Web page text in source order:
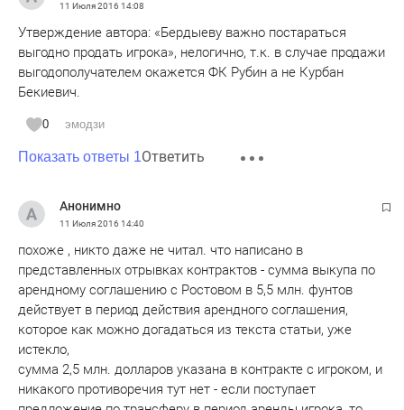
11 Июля 2016 14:08
Утверждение автора: «Бердыеву важно постараться
выгодно продать игрока», нелогично, т.к. в случае продажи
выгодополучателем окажется ФК Рубин а не Курбан
Бекиевич.
0 эмодзи
Показать ответы 1Ответить
Анонимно
11 Июля 2016 14:40
похоже , никто даже не читал. что написано в
представленных отрывках контрактов - сумма выкупа по
арендному соглашению с Ростовом в 5,5 млн. фунтов
действует в период действия арендного соглашения,
которое как можно догадаться из текста статьи, уже
истекло,
сумма 2,5 млн. долларов указана в контракте с игроком, и
никакого противоречия тут нет - если поступает